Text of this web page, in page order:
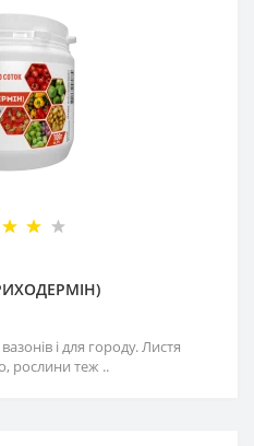
і для городу. Листя
рослини теж ..